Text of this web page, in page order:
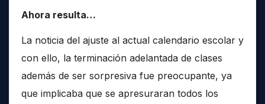
Ahora resulta…
La noticia del ajuste al actual calendario escolar y
con ello, la terminación adelantada de clases
además de ser sorpresiva fue preocupante, ya
que implicaba que se apresuraran todos los